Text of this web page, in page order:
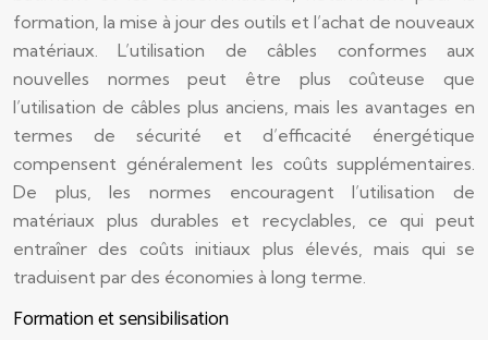
formation, la mise à jour des outils et l’achat de nouveaux
matériaux. L’utilisation de câbles conformes aux
nouvelles normes peut être plus coûteuse que
l’utilisation de câbles plus anciens, mais les avantages en
termes de sécurité et d’efficacité énergétique
compensent généralement les coûts supplémentaires.
De plus, les normes encouragent l’utilisation de
matériaux plus durables et recyclables, ce qui peut
entraîner des coûts initiaux plus élevés, mais qui se
traduisent par des économies à long terme.
Formation et sensibilisation